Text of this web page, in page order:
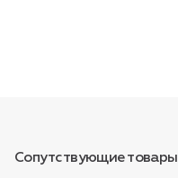
Сопутствующие товары